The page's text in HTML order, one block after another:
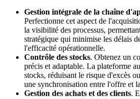
Gestion intégrale de la chaîne
Perfectionne cet aspect de
la visibilité des processus,
stratégique qui minimise les délais
l'efficacité opérationnelle.
Contrôle des stocks. Obtenez un
précis et adaptable. La plateforme
stocks, réduisant le risque d'excès
une synchronisation entre l'offre et
Gestion des achats et des clients.